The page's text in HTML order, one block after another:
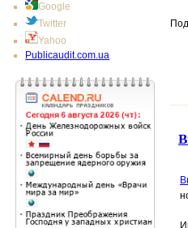
Google
Twitter
Yahoo
Publicaudit.com.ua